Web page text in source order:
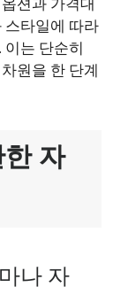
션과 가격대
스타일에 따라
는 단순히
원을 한 단계
자
나 자